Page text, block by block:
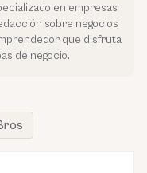
en empresas
sobre negocios
que disfruta
de negocio.